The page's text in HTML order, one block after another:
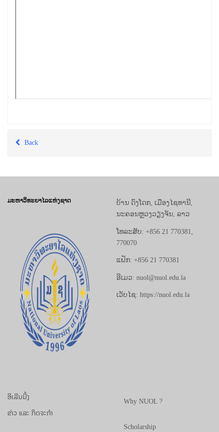
Back
ມະຫາວິທະຍາໄລແຫ່ງຊາດ
ບ້ານ ດົງໂດກ, ເມືອງໄຊທານີ,
ນະຄອນຫຼວງວຽງຈັນ, ລາວ
ໂທລະສັບ: +856 21 770381,
770070
ແຟັກ: +856 21 770381
ອີເມວ: nuol@nuol.edu.la
ເວັບໄຊ: https://nuol.edu.la
ອີເລີນນີ້ງ
ຂ່າວ ແລະ ກິດຈະກຳ
Why NUOL ?
Scholarship